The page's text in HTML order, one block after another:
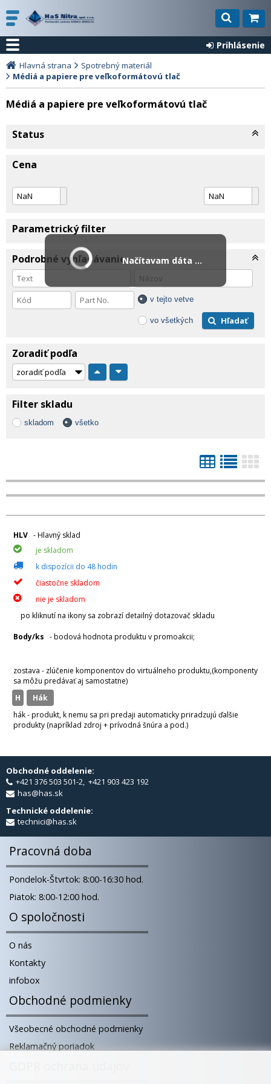
Prihlásenie
Hlavná strana
Spotrebný materiál
Médiá a papiere pre veľkoformátovú tlač
Médiá a papiere pre veľkoformátovú tlač
Status
Cena
Parametrický filter
Podrobné vyhľadávanie
v tejto vetve
vo všetkých Hľadať
Zoradiť podľa
Filter skladu
skladom všetko
HLV - Hlavný sklad
je skladom
k dispozícii do 48 hodin
čiastočne skladom
nie je skladom
po kliknutí na ikony sa zobrazí detailný dotazovač skladu
Body/ks - bodová hodnota produktu v promoakcii;
zostava - zlúčenie komponentov do virtuálneho produktu,(komponenty
sa môžu predávať aj samostatne)
H
hák
hák - produkt, k nemu sa pri predaji automaticky priradzujú ďalšie
produkty (napríklad zdroj + prívodná šnúra a pod.)
Obchodné oddelenie:
+421 376 503 501-2, +421 903 423 192
has@has.sk
Technické oddelenie:
technici@has.sk
Pracovná doba
Pondelok-Štvrtok: 8:00-16:30 hod.
Piatok: 8:00-12:00 hod.
O spoločnosti
O nás
Kontakty
infobox
Obchodné podmienky
Všeobecné obchodné podmienky
Reklamačný poriadok
Načítavam dáta ...